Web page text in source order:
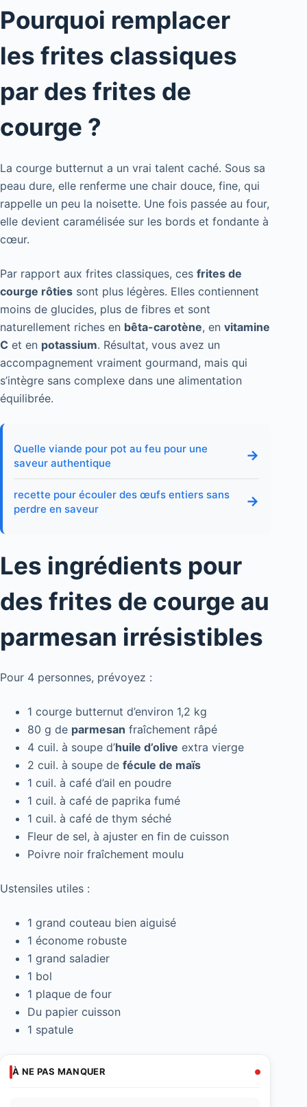
Pourquoi remplacer
les frites classiques
par des frites de
courge ?
La courge butternut a un vrai talent caché. Sous sa
peau dure, elle renferme une chair douce, fine, qui
rappelle un peu la noisette. Une fois passée au four,
elle devient caramélisée sur les bords et fondante à
cœur.
Par rapport aux frites classiques, ces frites de
courge rôties sont plus légères. Elles contiennent
moins de glucides, plus de fibres et sont
naturellement riches en bêta-carotène, en vitamine
C et en potassium. Résultat, vous avez un
accompagnement vraiment gourmand, mais qui
s’intègre sans complexe dans une alimentation
équilibrée.
Quelle viande pour pot au feu pour une
saveur authentique
→
recette pour écouler des œufs entiers sans
perdre en saveur
→
Les ingrédients pour
des frites de courge au
parmesan irrésistibles
Pour 4 personnes, prévoyez :
1 courge butternut d’environ 1,2 kg
80 g de parmesan fraîchement râpé
4 cuil. à soupe d’huile d’olive extra vierge
2 cuil. à soupe de fécule de maïs
1 cuil. à café d’ail en poudre
1 cuil. à café de paprika fumé
1 cuil. à café de thym séché
Fleur de sel, à ajuster en fin de cuisson
Poivre noir fraîchement moulu
Ustensiles utiles :
1 grand couteau bien aiguisé
1 économe robuste
1 grand saladier
1 bol
1 plaque de four
Du papier cuisson
1 spatule
À NE PAS MANQUER